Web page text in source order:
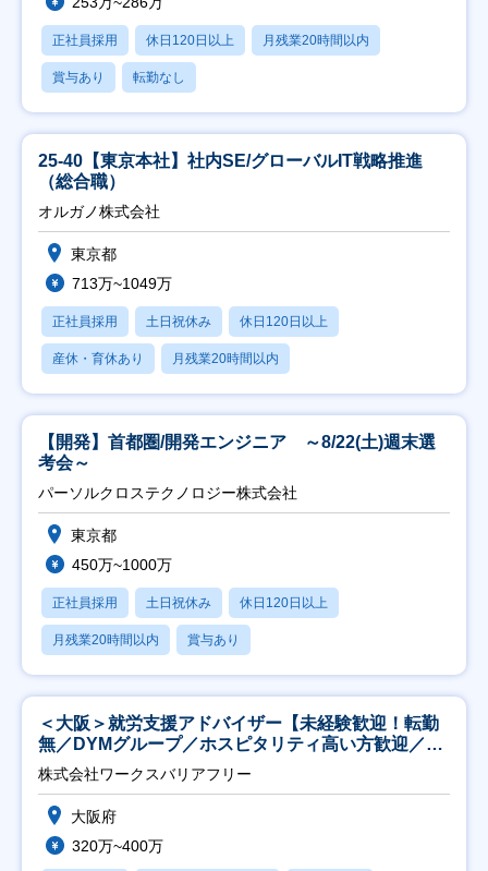
正社員採用 休日120日以上 月残業20時間以内
賞与あり 転勤なし
25-40【東京本社】社内SE/グローバルIT戦略推進
（総合職）
オルガノ株式会社
東京都
713万~1049万
正社員採用 土日祝休み 休日120日以上
産休・育休あり 月残業20時間以内
【開発】首都圏/開発エンジニア ～8/22(土)週末選
考会～
パーソルクロステクノロジー株式会社
東京都
450万~1000万
正社員採用 土日祝休み 休日120日以上
月残業20時間以内 賞与あり
＜大阪＞就労支援アドバイザー【未経験歓迎！転勤
無／DYMグループ／ホスピタリティ高い方歓迎／土
日祝】
株式会社ワークスバリアフリー
大阪府
320万~400万